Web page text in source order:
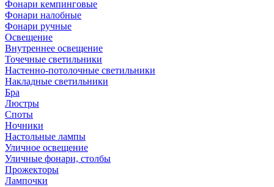
Фонари кемпинговые
Фонари налобные
Фонари ручные
Освещение
Внутреннее освещение
Точечные светильники
Настенно-потолочные светильники
Накладные светильники
Бра
Люстры
Споты
Ночники
Настольные лампы
Уличное освещение
Уличные фонари, столбы
Прожекторы
Лампочки